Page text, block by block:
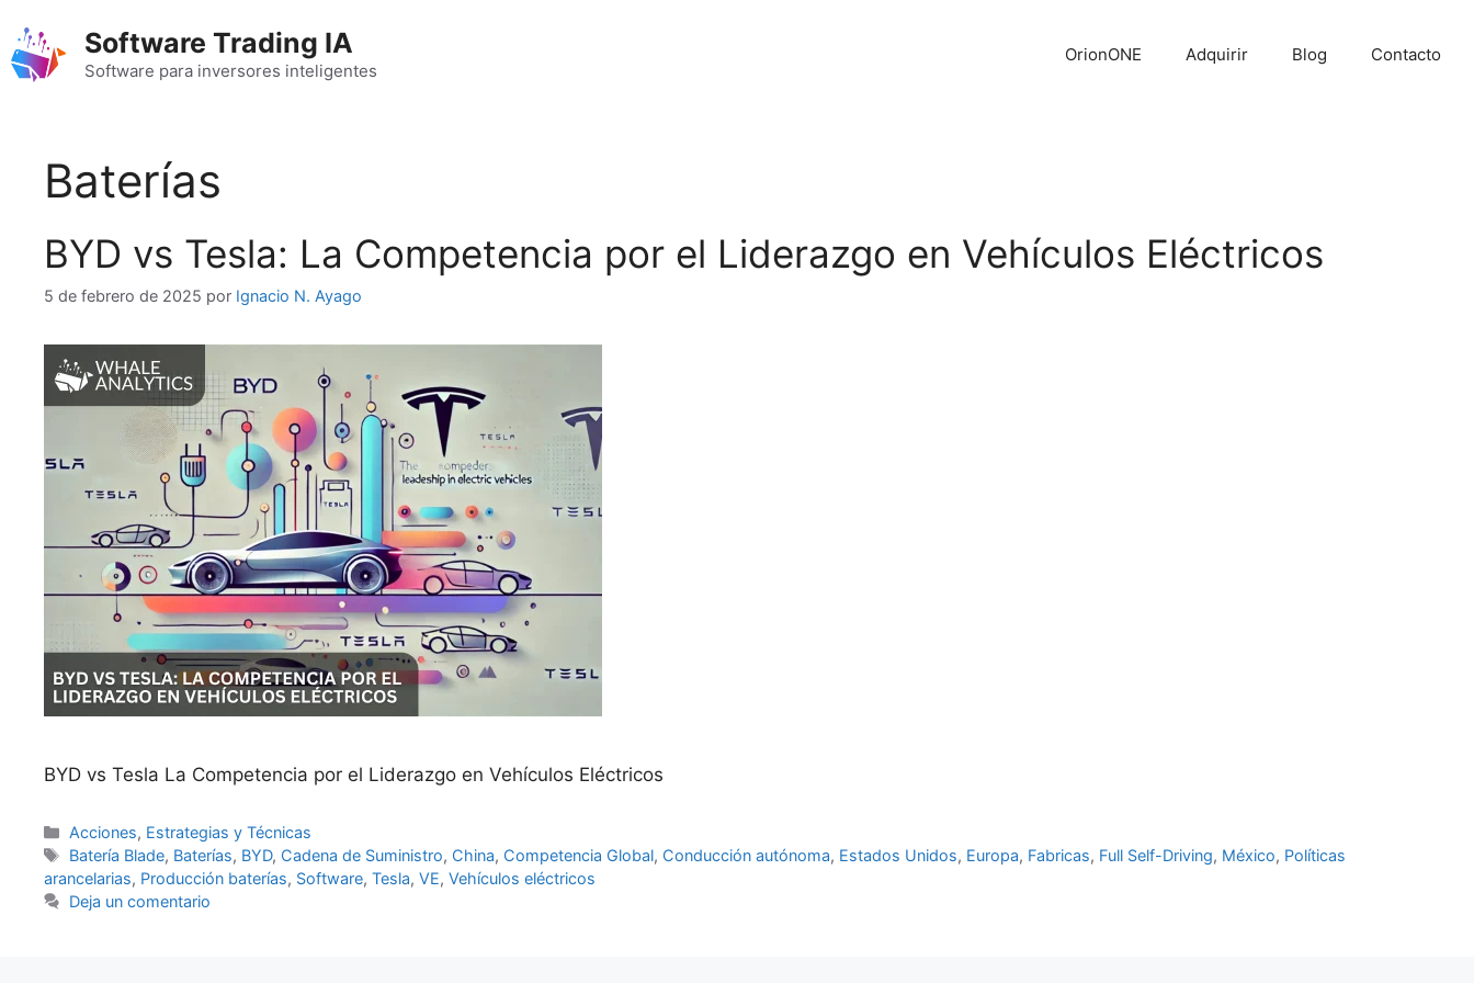
contenido
Software Trading IA
Software para inversores inteligentes
OrionONE Adquirir Blog Contacto
Baterías
BYD vs Tesla: La Competencia por el Liderazgo en Vehículos Eléctricos
5 de febrero de 2025 por Ignacio N. Ayago
BYD vs Tesla La Competencia por el Liderazgo en Vehículos Eléctricos
Categorías
Acciones, Estrategias y Técnicas
Etiquetas
Batería Blade, Baterías, BYD, Cadena de Suministro, China, Competencia Global, Conducción autónoma, Estados Unidos, Europa, Fabricas, Full Self-Driving, México, Políticas
arancelarias, Producción baterías, Software, Tesla, VE, Vehículos eléctricos
Deja un comentario